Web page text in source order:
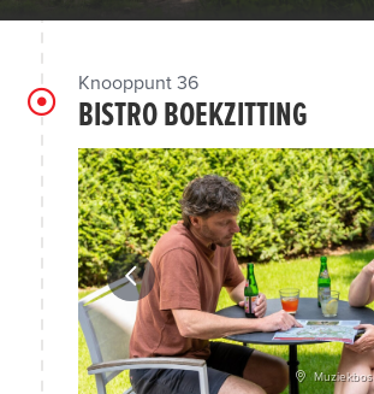
Knooppunt 36
BISTRO BOEKZITTING
Muziekbos